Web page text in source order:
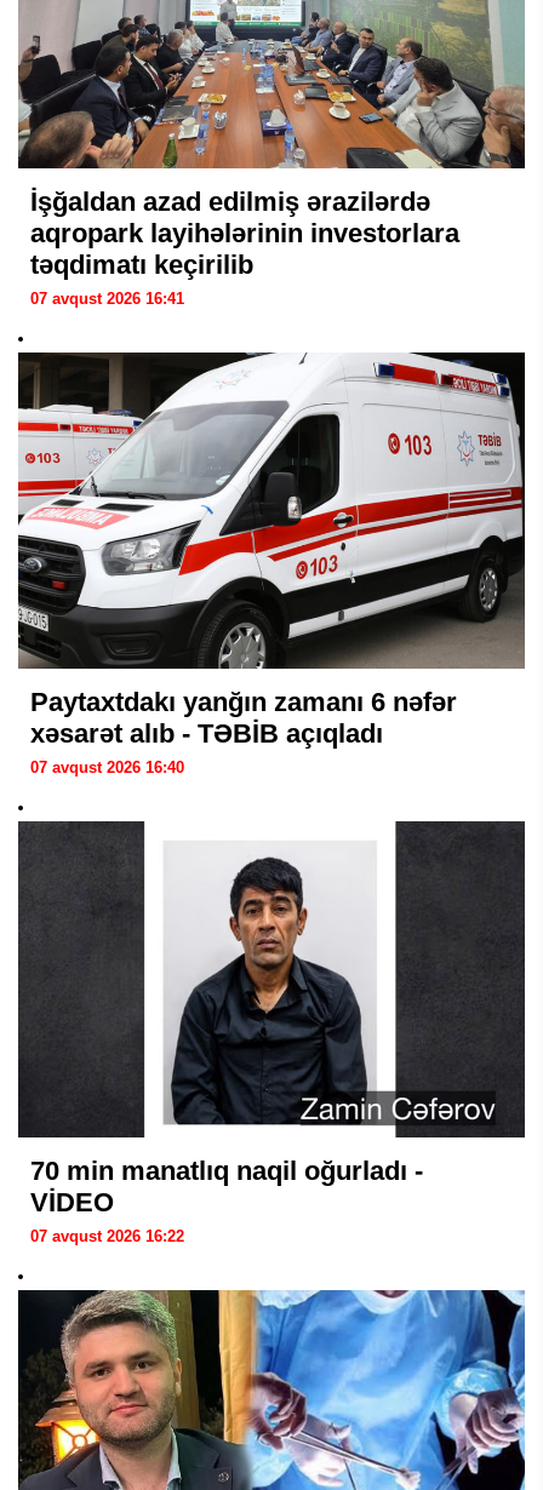
İşğaldan azad edilmiş ərazilərdə
aqropark layihələrinin investorlara
təqdimatı keçirilib
07 avqust 2026 16:41
Paytaxtdakı yanğın zamanı 6 nəfər
xəsarət alıb - TƏBİB açıqladı
07 avqust 2026 16:40
70 min manatlıq naqil oğurladı -
VİDEO
07 avqust 2026 16:22